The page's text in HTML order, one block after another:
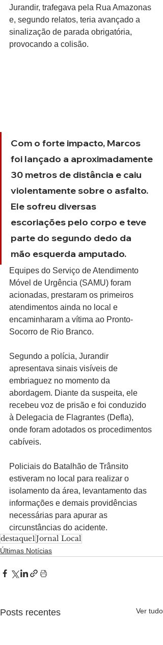
Jurandir, trafegava pela Rua Amazonas
e, segundo relatos, teria avançado a
sinalização de parada obrigatória,
provocando a colisão.
Com o forte impacto, Marcos
foi lançado a aproximadamente
30 metros de distância e caiu
violentamente sobre o asfalto.
Ele sofreu diversas
escoriações pelo corpo e teve
parte do segundo dedo da
mão esquerda amputado.
Equipes do Serviço de Atendimento
Móvel de Urgência (SAMU) foram
acionadas, prestaram os primeiros
atendimentos ainda no local e
encaminharam a vítima ao Pronto-
Socorro de Rio Branco.
Segundo a polícia, Jurandir
apresentava sinais visíveis de
embriaguez no momento da
abordagem. Diante da suspeita, ele
recebeu voz de prisão e foi conduzido
à Delegacia de Flagrantes (Defla),
onde foram adotados os procedimentos
cabíveis.
Policiais do Batalhão de Trânsito
estiveram no local para realizar o
isolamento da área, levantamento das
informações e demais providências
necessárias para apurar as
circunstâncias do acidente.
destaque1 Jornal Local
Últimas Notícias
Posts recentes Ver tudo